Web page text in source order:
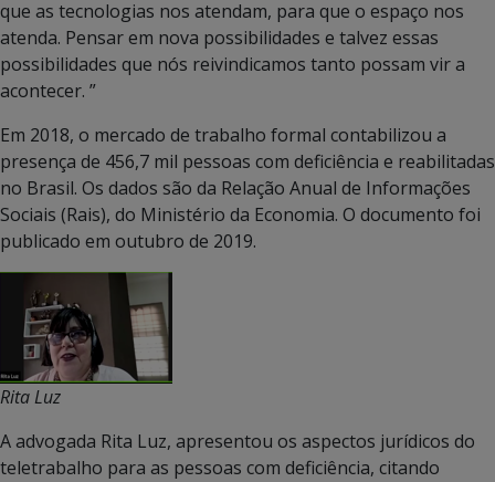
que as tecnologias nos atendam, para que o espaço nos
atenda. Pensar em nova possibilidades e talvez essas
possibilidades que nós reivindicamos tanto possam vir a
acontecer. ”
Em 2018, o mercado de trabalho formal contabilizou a
presença de 456,7 mil pessoas com deficiência e reabilitadas
no Brasil. Os dados são da Relação Anual de Informações
Sociais (Rais), do Ministério da Economia. O documento foi
publicado em outubro de 2019.
Rita Luz
A advogada Rita Luz, apresentou os aspectos jurídicos do
teletrabalho para as pessoas com deficiência, citando